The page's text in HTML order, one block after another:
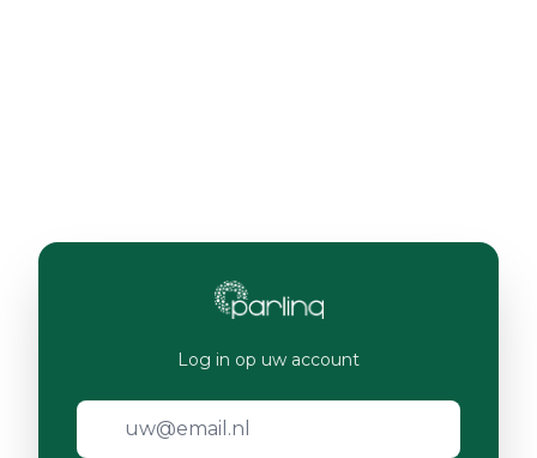
Log in op uw account